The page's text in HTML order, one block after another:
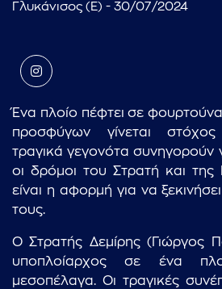
Γλυκάνισος (Ε) - 30/07/2024
Ένα πλοίο πέφτει σε
προσφύγων γίνεται
τραγικά γεγονότα συνηγορούν
οι δρόμοι του Στρατή και της
είναι η αφορμή για να
τους.
Ο Στρατής Δεμίρης (Γιώργος
υποπλοίαρχος σε ένα
μεσοπέλαγα. Οι τραγικές